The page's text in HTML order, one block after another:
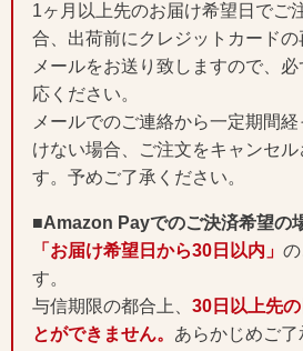
1ヶ月以上先のお届け希望日でご
合、出荷前にクレジットカード
メールをお送り致しますので、
応ください。
メールでのご連絡から一定期間
けない場合、ご注文をキャンセル
す。予めご了承ください。
■Amazon Payでのご決済希望の
「お届け希望日から30日以内」
す。
与信期限の都合上、30日以上先
とができません。 あらかじめご了